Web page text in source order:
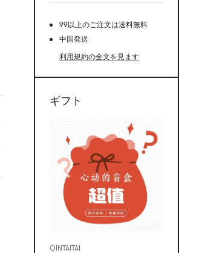
99以上のご注文は送料無料
中国発送
利用規約の全文を見ます
ギフト
QINTAITAI